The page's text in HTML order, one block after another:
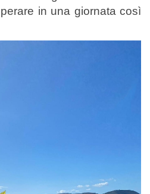
in una giornata così